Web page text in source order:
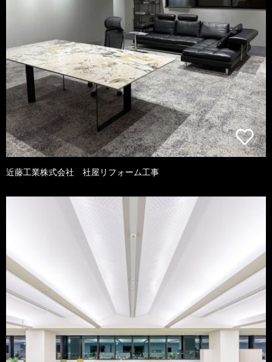
近藤工業株式会社 社屋リフォーム工事